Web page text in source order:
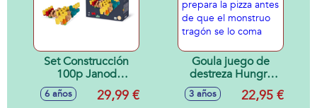
Set Construcción
100p Janod
madera
6 años 29,99 €
Goula juego de
destreza Hungry
Monster de
madera, prepara la
3 años 22,95 €